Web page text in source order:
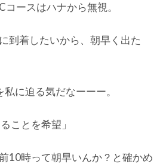
ースはハナから無視。
到着したいから、朝早く出た
に迫る気だなーーー。
ことを希望」
10時って朝早いんか？と確かめ